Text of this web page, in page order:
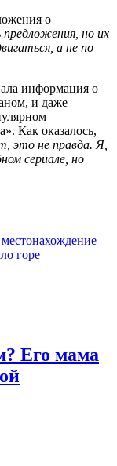
о
но их
а не по
информация о
и даже
Как оказалось,
это не правда. Я,
сериале, но
горе
Его мама